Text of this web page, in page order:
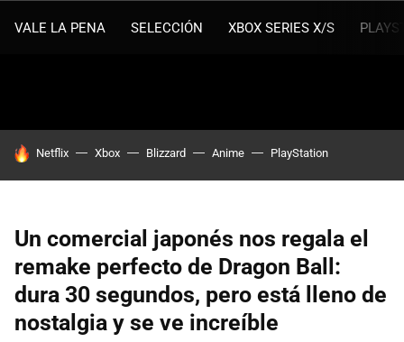
VALE LA PENA SELECCIÓN XBOX SERIES X/S
HOY SE HABLA DE
Netflix Xbox Blizzard Anime PlayStation
Un comercial japonés nos regala el
remake perfecto de Dragon Ball:
dura 30 segundos, pero está lleno de
nostalgia y se ve increíble